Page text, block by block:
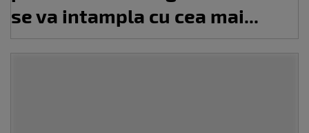
se va intampla cu cea mai...